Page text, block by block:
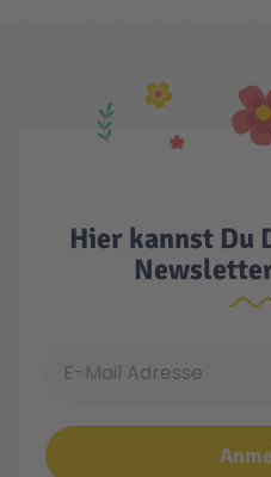
LEGO® Blumen
Hier kannst Du